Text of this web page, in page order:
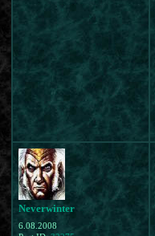
Neverwinter
6.08.2008